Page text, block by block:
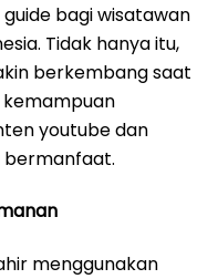
bagi wisatawan
Tidak hanya itu,
berkembang saat
youtube dan
bermanfaat.
menggunakan